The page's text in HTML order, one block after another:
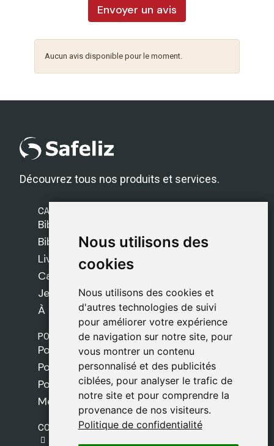
Nous utilisons des
cookies
Nous utilisons des cookies et
d'autres technologies de suivi
pour améliorer votre expérience
de navigation sur notre site, pour
vous montrer un contenu
personnalisé et des publicités
ciblées, pour analyser le trafic de
notre site et pour comprendre la
provenance de nos visiteurs.
Politique de confidentialité
Nous utilisons des
cookies
Nous utilisons des cookies et
d'autres technologies de suivi
pour améliorer votre expérience
de navigation sur notre site, pour
vous montrer un contenu
personnalisé et des publicités
ciblées, pour analyser le trafic de
notre site et pour comprendre la
provenance de nos visiteurs.
Politique de confidentialité
Envoyer un avis
Aucun avis disponible pour le moment.
Découvrez tous nos produits et services.
CATÉGORIES
Bibles Safeliz
Bibles
Livres
Cadeaux
Jeux
À propos de nous
POLITIQUES
Politique de livraison
Politique de cookies
Politique de confidentialité
Mentions légales
CONTACT